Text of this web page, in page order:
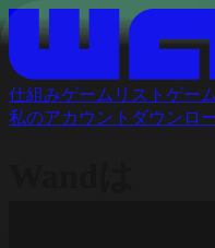
仕組みゲームリスト ゲー
私のアカウント ダウンロ